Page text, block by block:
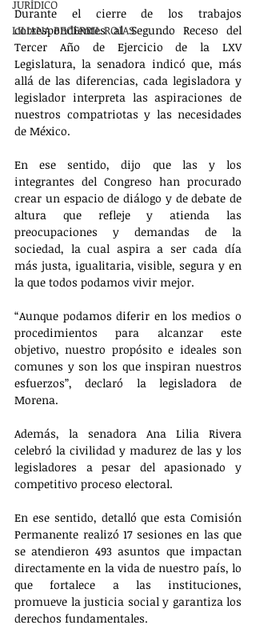
JURÍDICO
LILIANA BECERRIL ROJAS
Durante el cierre de los trabajos
correspondientes al Segundo Receso del
Tercer Año de Ejercicio de la LXV
Legislatura, la senadora indicó que, más
allá de las diferencias, cada legisladora y
legislador interpreta las aspiraciones de
nuestros compatriotas y las necesidades
de México.
En ese sentido, dijo que las y los
integrantes del Congreso han procurado
crear un espacio de diálogo y de debate de
altura que refleje y atienda las
preocupaciones y demandas de la
sociedad, la cual aspira a ser cada día
más justa, igualitaria, visible, segura y en
la que todos podamos vivir mejor.
“Aunque podamos diferir en los medios o
procedimientos para alcanzar este
objetivo, nuestro propósito e ideales son
comunes y son los que inspiran nuestros
esfuerzos”, declaró la legisladora de
Morena.
Además, la senadora Ana Lilia Rivera
celebró la civilidad y madurez de las y los
legisladores a pesar del apasionado y
competitivo proceso electoral.
En ese sentido, detalló que esta Comisión
Permanente realizó 17 sesiones en las que
se atendieron 493 asuntos que impactan
directamente en la vida de nuestro país, lo
que fortalece a las instituciones,
promueve la justicia social y garantiza los
derechos fundamentales.